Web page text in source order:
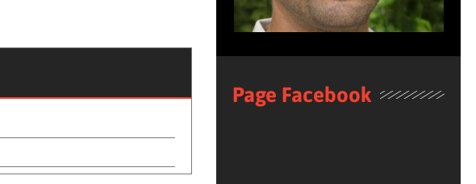
Page Facebook